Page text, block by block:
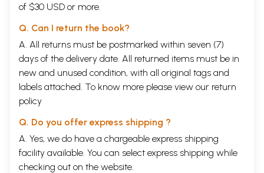
of $30 USD or more.
Q. Can I return the book?
A. All returns must be postmarked within seven (7)
days of the delivery date. All returned items must be in
new and unused condition, with all original tags and
labels attached. To know more please view our return
policy
Q. Do you offer express shipping ?
A. Yes, we do have a chargeable express shipping
facility available. You can select express shipping while
checking out on the website.